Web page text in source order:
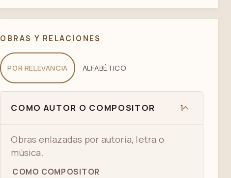
OBRAS Y RELACIONES
POR RELEVANCIA ALFABÉTICO
COMO AUTOR O COMPOSITOR 1
Obras enlazadas por autoría, letra o
música.
COMO COMPOSITOR